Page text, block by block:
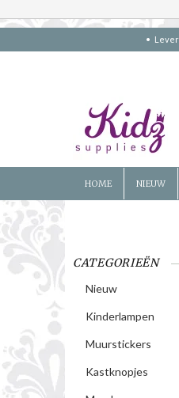
HOME NIEUW
CATEGORIEËN
Nieuw
Kinderlampen
Muurstickers
Kastknopjes